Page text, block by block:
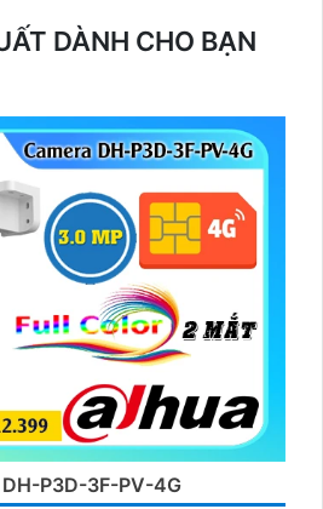
DÀNH CHO BẠN
P3D-3F-PV-4G